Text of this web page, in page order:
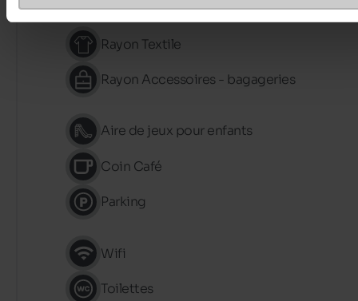
Rayon Textile
Rayon Accessoires - bagageries
Aire de jeux pour enfants
Coin Café
Parking
Wifi
Toilettes